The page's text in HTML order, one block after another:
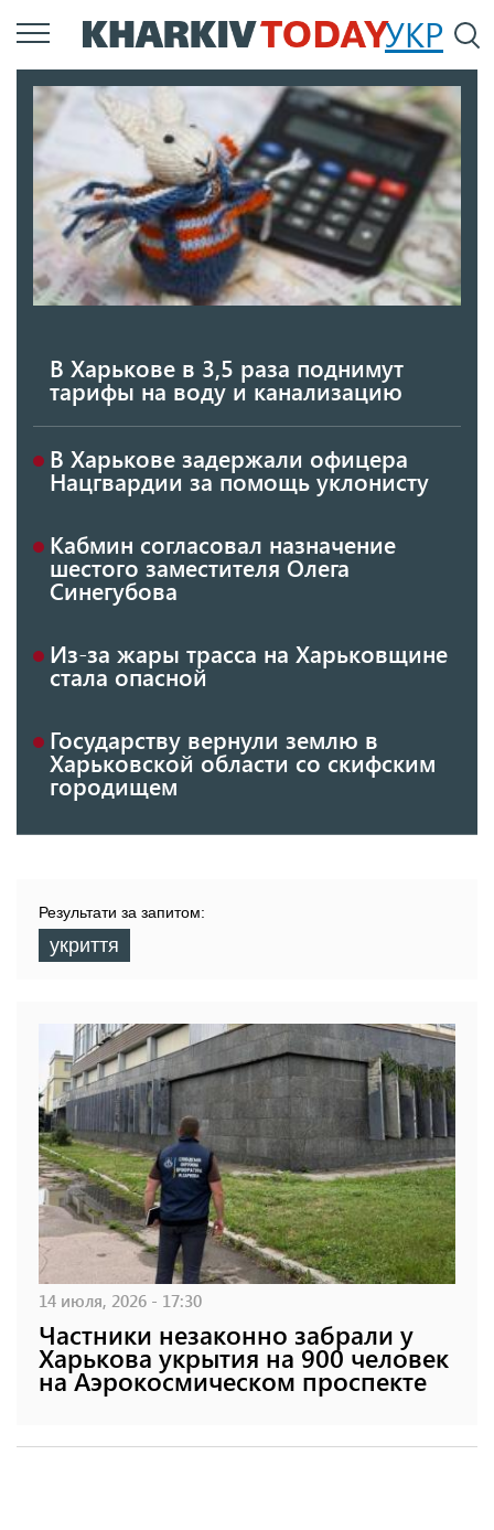
Перейти
к
содержанию
УКР
В Харькове в 3,5 раза поднимут
тарифы на воду и канализацию
В Харькове задержали офицера
Нацгвардии за помощь уклонисту
Кабмин согласовал назначение
шестого заместителя Олега
Синегубова
Из-за жары трасса на Харьковщине
стала опасной
Государству вернули землю в
Харьковской области со скифским
городищем
Результати за запитом:
укриття
14 июля, 2026 - 17:30
Частники незаконно забрали у
Харькова укрытия на 900 человек
на Аэрокосмическом проспекте